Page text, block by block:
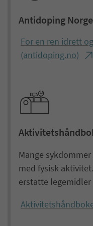
Antidoping Norge
For en ren idrett
(antidoping.no)
Mange
med fysisk
erstatte